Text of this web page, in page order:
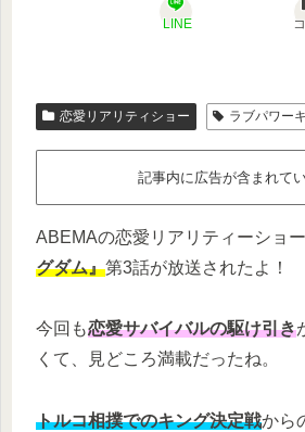
LINE
恋愛リアリティショー ラブパワー
記事内に広告が含まれてい
ABEMAの恋愛リアリティーショー
グダム』第3話が放送されたよ！
今回も恋愛サバイバルの駆け引き
くて、見どころ満載だったね。
トルコ相撲でのキング決定戦から